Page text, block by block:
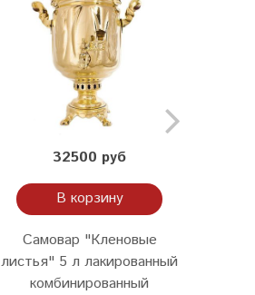
32500 руб
В корзину
Самовар "Кленовые
листья" 5 л лакированный
комбинированный